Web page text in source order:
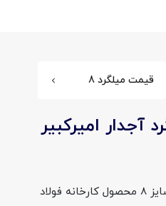
قیمت میلگرد 8
امیرکبیر
میلگرد آجدار امیرکبیر خزر A3 سایز 8 محصول کارخانه فولاد